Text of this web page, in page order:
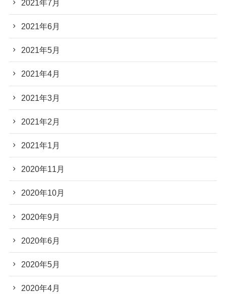
2021年7月
2021年6月
2021年5月
2021年4月
2021年3月
2021年2月
2021年1月
2020年11月
2020年10月
2020年9月
2020年6月
2020年5月
2020年4月